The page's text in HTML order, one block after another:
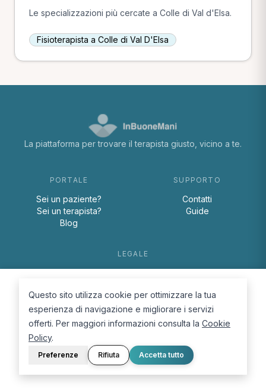
Le specializzazioni più cercate a Colle di Val d'Elsa.
Fisioterapista a Colle di Val D'Elsa
La piattaforma per trovare il terapista giusto, vicino a te.
PORTALE
Sei un paziente?
Sei un terapista?
Blog
SUPPORTO
Contatti
Guide
LEGALE
Cookie Policy
© 2026 D.Lab S.r.l. — InBuoneMani
Questo sito utilizza cookie per ottimizzare la tua
esperienza di navigazione e migliorare i servizi
offerti. Per maggiori informazioni consulta la Cookie
Policy.
Preferenze Rifiuta Accetta tutto